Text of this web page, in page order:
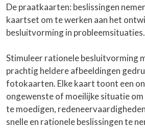
De praatkaarten: beslissingen
kaartset om te werken aan het
besluitvorming in probleemsituaties.
Stimuleer rationele besluitvorming
prachtig heldere afbeeldingen
fotokaarten. Elke kaart toont een
ongewenste of moeilijke situatie om
te moedigen,
snelle en rationele beslissingen te